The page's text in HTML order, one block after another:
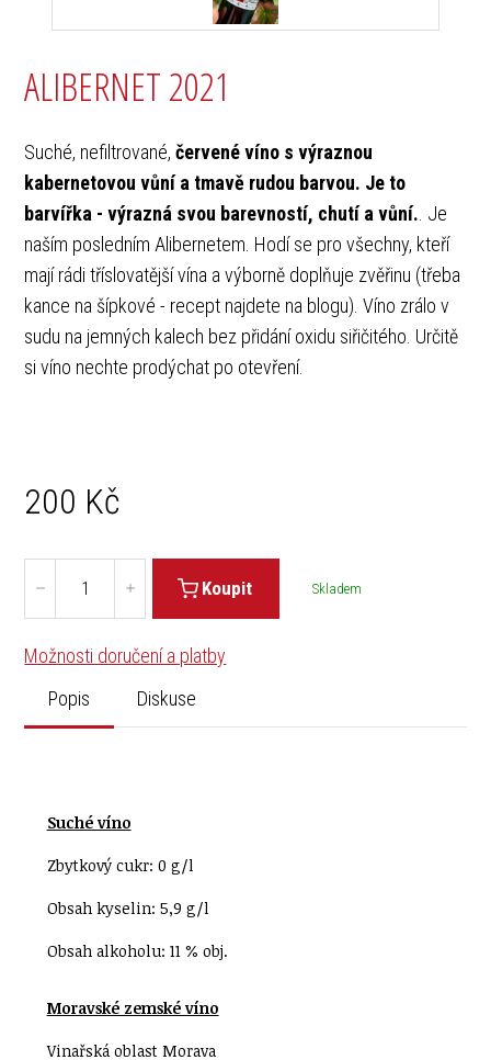
ALIBERNET 2021
Suché, nefiltrované,červené víno s výraznou
kabernetovou vůní a tmavě rudou barvou. Je to
barvířka - výrazná svou barevností, chutí a vůní. . Je
naším posledním Alibernetem. Hodí se pro všechny, kteří
mají rádi tříslovatější vína a výborně doplňuje zvěřinu (třeba
kance na šípkové - recept najdete na blogu). Víno zrálo v
sudu na jemných kalech bez přidání oxidu siřičitého. Určitě
si víno nechte prodýchat po otevření.
200 Kč
Koupit Skladem
Možnosti doručení a platby
Popis
Diskuse
Suché víno
Zbytkový cukr: 0 g/l
Obsah kyselin: 5,9 g/l
Obsah alkoholu: 11 % obj.
Moravské zemské víno
Vinařská oblast Morava